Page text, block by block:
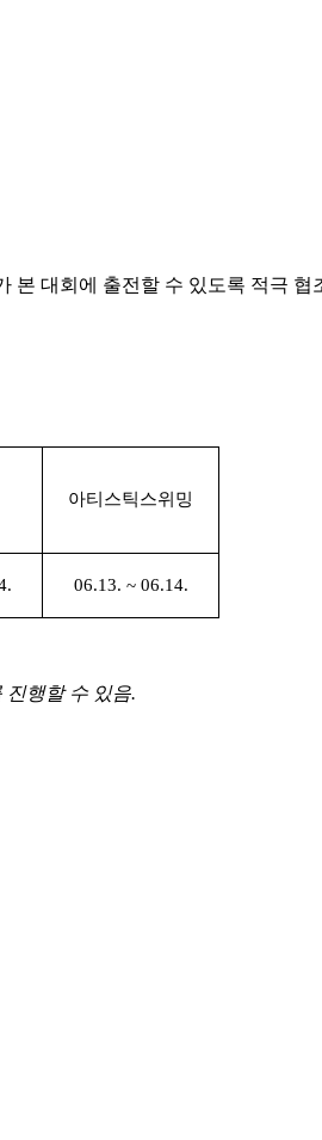
본 대회 에 출전할 수 있도록 적극 협
아티스틱스위밍
06.13. ~ 06.14.
진행할 수 있음.